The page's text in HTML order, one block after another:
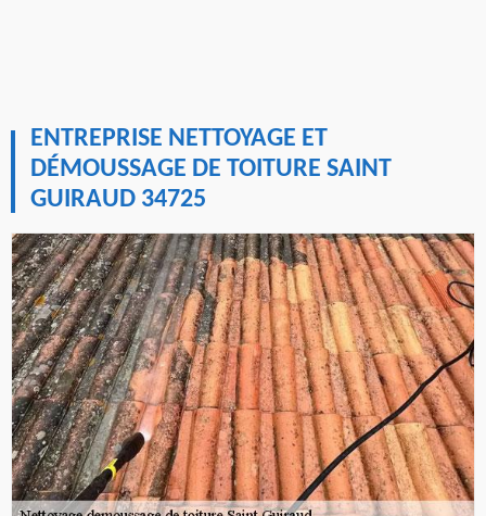
ENTREPRISE NETTOYAGE ET
DÉMOUSSAGE DE TOITURE SAINT
GUIRAUD 34725